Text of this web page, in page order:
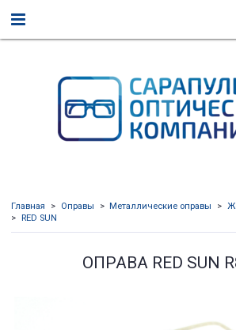
Главная Оправы Металлические оправы
RED SUN
ОПРАВА RED SUN